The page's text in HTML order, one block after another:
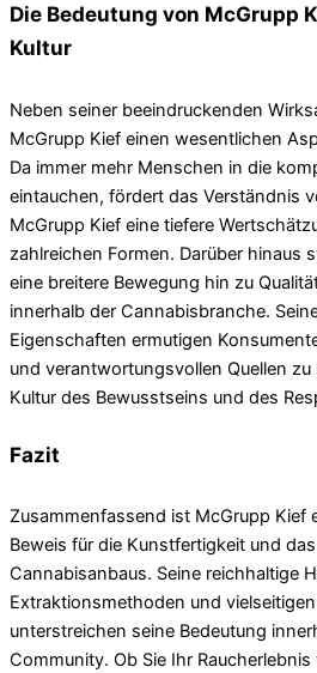
Die Bedeutung von McGrupp
Kultur
Neben seiner beeindruckenden
McGrupp Kief einen wesentlichen
Da immer mehr Menschen in die
eintauchen, fördert das Verständnis
McGrupp Kief eine tiefere
zahlreichen Formen. Darüber hinaus
eine breitere Bewegung hin zu
innerhalb der Cannabisbranche.
Eigenschaften ermutigen
und verantwortungsvollen Quellen
Kultur des Bewusstseins und des
Fazit
Zusammenfassend ist McGrupp Kief
Beweis für die Kunstfertigkeit und
Cannabisanbaus. Seine reichhaltige
Extraktionsmethoden und
unterstreichen seine Bedeutung
Community. Ob Sie Ihr